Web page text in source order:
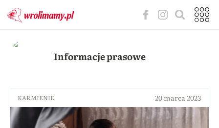
Informacje prasowe
KARMIENIE 20 marca 2023